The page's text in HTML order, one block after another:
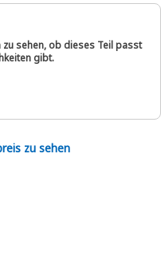
zu sehen, ob dieses Teil passt
gibt.
zu sehen